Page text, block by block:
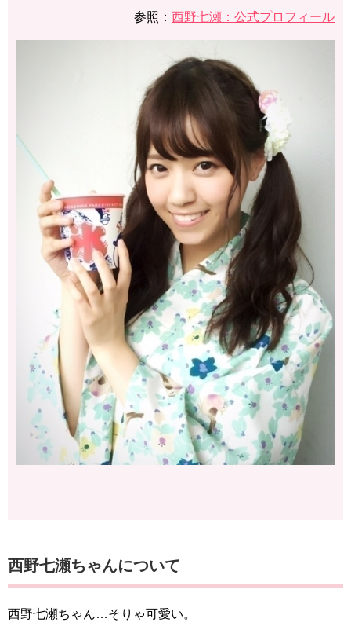
参照： 西野七瀬：公式プロフィール
西野七瀬ちゃんについて
西野七瀬ちゃん…そりゃ可愛い。